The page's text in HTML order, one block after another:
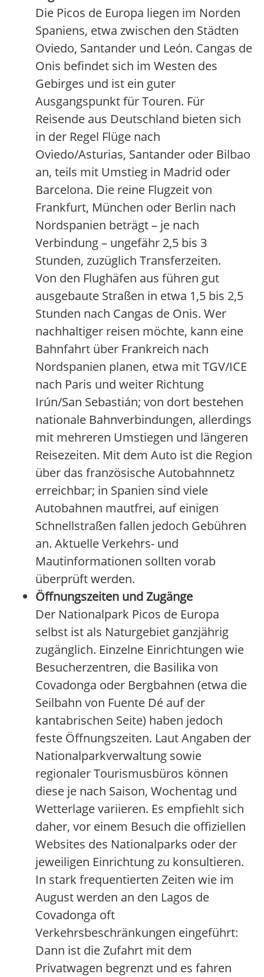
Die Picos de Europa liegen im Norden
Spaniens, etwa zwischen den Städten
Oviedo, Santander und León. Cangas de
Onis befindet sich im Westen des
Gebirges und ist ein guter
Ausgangspunkt für Touren. Für
Reisende aus Deutschland bieten sich
in der Regel Flüge nach
Oviedo/Asturias, Santander oder Bilbao
an, teils mit Umstieg in Madrid oder
Barcelona. Die reine Flugzeit von
Frankfurt, München oder Berlin nach
Nordspanien beträgt – je nach
Verbindung – ungefähr 2,5 bis 3
Stunden, zuzüglich Transferzeiten.
Von den Flughäfen aus führen gut
ausgebaute Straßen in etwa 1,5 bis 2,5
Stunden nach Cangas de Onis. Wer
nachhaltiger reisen möchte, kann eine
Bahnfahrt über Frankreich nach
Nordspanien planen, etwa mit TGV/ICE
nach Paris und weiter Richtung
Irún/San Sebastián; von dort bestehen
nationale Bahnverbindungen, allerdings
mit mehreren Umstiegen und längeren
Reisezeiten. Mit dem Auto ist die Region
über das französische Autobahnnetz
erreichbar; in Spanien sind viele
Autobahnen mautfrei, auf einigen
Schnellstraßen fallen jedoch Gebühren
an. Aktuelle Verkehrs- und
Mautinformationen sollten vorab
überprüft werden.
Öffnungszeiten und Zugänge
Der Nationalpark Picos de Europa
selbst ist als Naturgebiet ganzjährig
zugänglich. Einzelne Einrichtungen wie
Besucherzentren, die Basilika von
Covadonga oder Bergbahnen (etwa die
Seilbahn von Fuente Dé auf der
kantabrischen Seite) haben jedoch
feste Öffnungszeiten. Laut Angaben der
Nationalparkverwaltung sowie
regionaler Tourismusbüros können
diese je nach Saison, Wochentag und
Wetterlage variieren. Es empfiehlt sich
daher, vor einem Besuch die offiziellen
Websites des Nationalparks oder der
jeweiligen Einrichtung zu konsultieren.
In stark frequentierten Zeiten wie im
August werden an den Lagos de
Covadonga oft
Verkehrsbeschränkungen eingeführt:
Dann ist die Zufahrt mit dem
Privatwagen begrenzt und es fahren